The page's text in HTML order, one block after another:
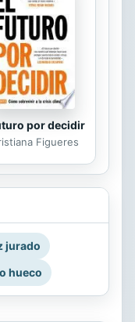
por decidir
Figueres
jurado
hueco